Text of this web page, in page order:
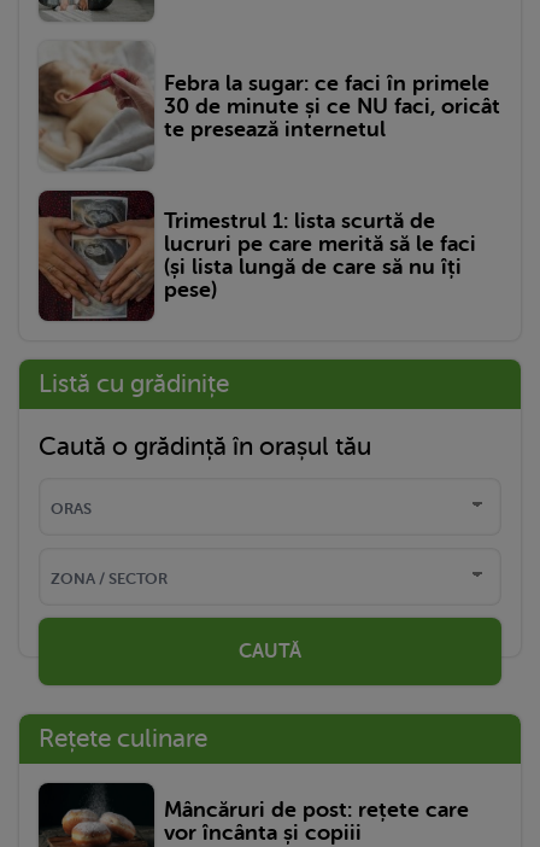
Febra la sugar: ce faci în primele
30 de minute și ce NU faci, oricât
te presează internetul
Trimestrul 1: lista scurtă de
lucruri pe care merită să le faci
(și lista lungă de care să nu îți
pese)
Listă cu grădinițe
Caută o grădință în orașul tău
CAUTĂ
Rețete culinare
Mâncăruri de post: rețete care
vor încânta și copiii